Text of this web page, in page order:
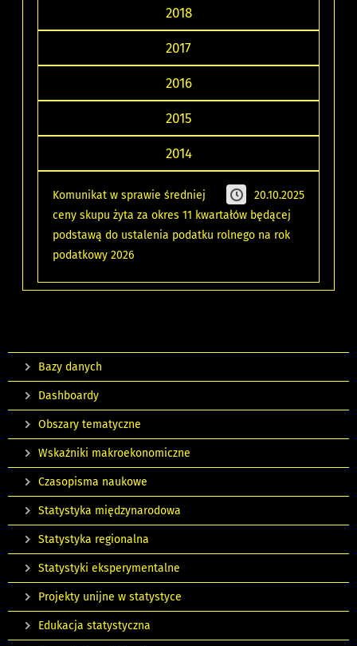
2018
2017
2016
2015
2014
20.10.2025
Komunikat w sprawie średniej
ceny skupu żyta za okres 11 kwartałów będącej
podstawą do ustalenia podatku rolnego na rok
podatkowy 2026
Bazy danych
Dashboardy
Obszary tematyczne
Wskaźniki makroekonomiczne
Czasopisma naukowe
Statystyka międzynarodowa
Statystyka regionalna
Statystyki eksperymentalne
Projekty unijne w statystyce
Edukacja statystyczna